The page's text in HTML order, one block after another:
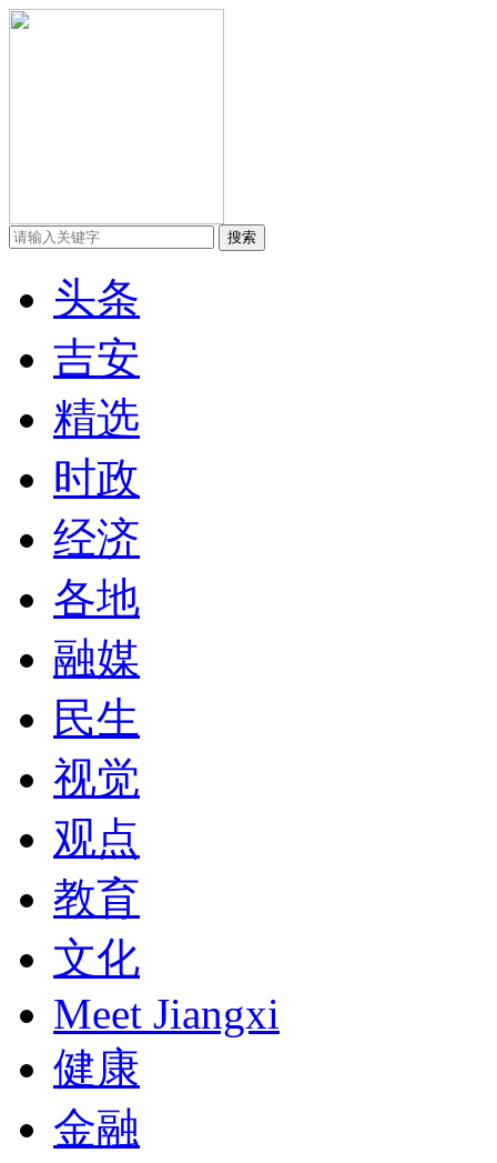
头条
吉安
精选
时政
经济
各地
融媒
民生
视觉
观点
教育
文化
Meet Jiangxi
健康
金融